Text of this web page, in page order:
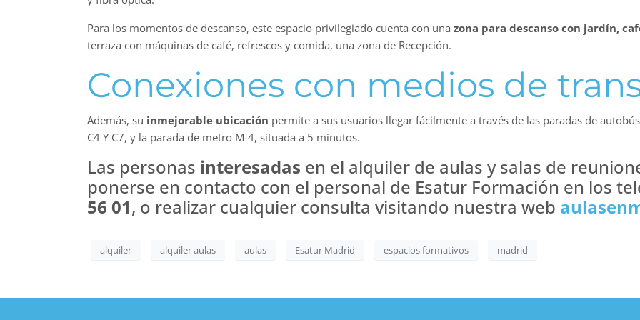
Para los momentos de descanso, este espacio privilegiado cuenta con una zona para descanso con jardín,
terraza con máquinas de café, refrescos y comida, una zona de Recepción.
Conexiones con medios de
Además, su inmejorable ubicación permite a sus usuarios llegar fácilmente a través de las paradas de
C4 Y C7, y la parada de metro M-4, situada a 5 minutos.
Las personas interesadas en el alquiler de aulas y salas de
ponerse en contacto con el personal de Esatur Formación en los
56 01, o realizar cualquier consulta visitando nuestra web
alquiler alquiler aulas aulas Esatur Madrid espacios formativos madrid